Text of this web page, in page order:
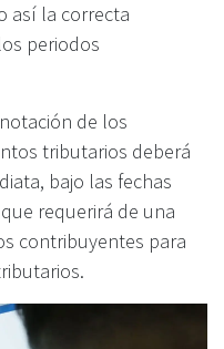
así la correcta
periodos
de los
tributarios deberá
bajo las fechas
requerirá de una
contribuyentes para